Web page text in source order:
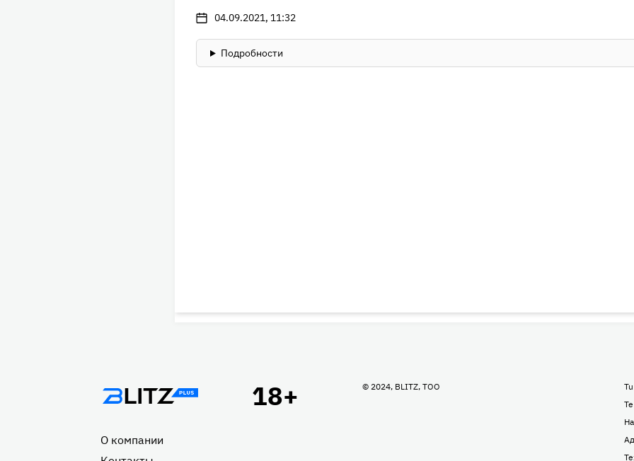
04.09.2021, 11:32
Подробности
Подвал
О компании
© 2024, BLITZ, TOO